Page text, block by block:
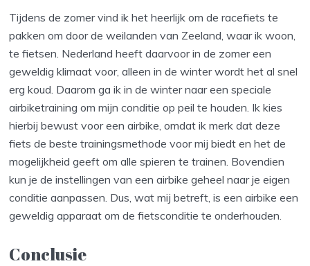
Tijdens de zomer vind ik het heerlijk om de racefiets te
pakken om door de weilanden van Zeeland, waar ik woon,
te fietsen. Nederland heeft daarvoor in de zomer een
geweldig klimaat voor, alleen in de winter wordt het al snel
erg koud. Daarom ga ik in de winter naar een speciale
airbiketraining om mijn conditie op peil te houden. Ik kies
hierbij bewust voor een airbike, omdat ik merk dat deze
fiets de beste trainingsmethode voor mij biedt en het de
mogelijkheid geeft om alle spieren te trainen. Bovendien
kun je de instellingen van een airbike geheel naar je eigen
conditie aanpassen. Dus, wat mij betreft, is een airbike een
geweldig apparaat om de fietsconditie te onderhouden.
Conclusie